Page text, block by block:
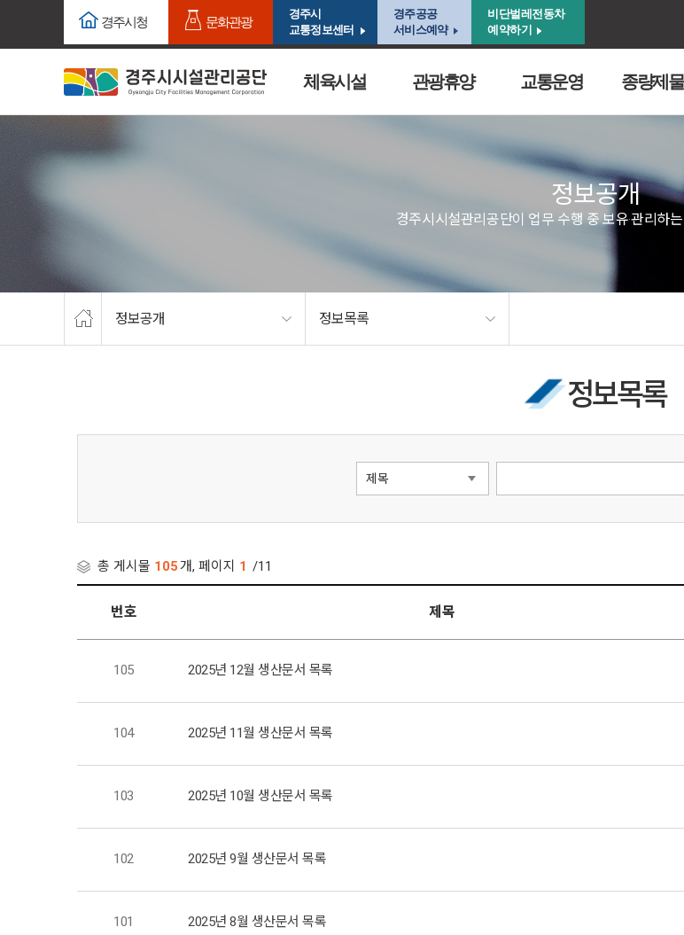
주요메뉴로 건너뛰기
경주시청 문화관광
경주시
교통정보센터
경주공공
서비스예약
비단벌레전동차
예약하기
체육시설 관광휴양 교통운영 종량제
정보공개
경주시시설관리공단이 업무 수행 중 보유·관리하
정보공개 정보목록
정보목록
총 게시물 105개, 페이지 1 /11
번호 제목
105 2025년 12월 생산문서 목록
104 2025년 11월 생산문서 목록
103 2025년 10월 생산문서 목록
102 2025년 9월 생산문서 목록
101 2025년 8월 생산문서 목록